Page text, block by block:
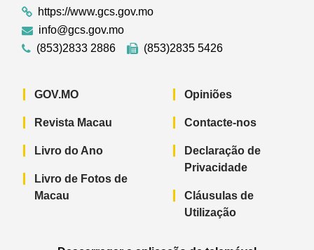
https://www.gcs.gov.mo
info@gcs.gov.mo
(853)2833 2886
(853)2835 5426
GOV.MO
Revista Macau
Livro do Ano
Livro de Fotos de
Macau
Opiniões
Contacte-nos
Declaração de
Privacidade
Cláusulas de
Utilização